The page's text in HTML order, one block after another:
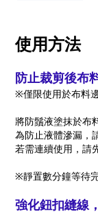
使用方法
防止裁剪後布
※僅限使用於布料
將防鬚液塗抹於布
為防止液體滲漏，
若需連續使用，請
※靜置數分鐘等待
強化鈕扣縫線